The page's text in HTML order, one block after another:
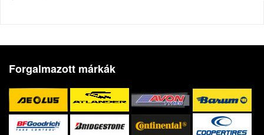
Forgalmazott márkák